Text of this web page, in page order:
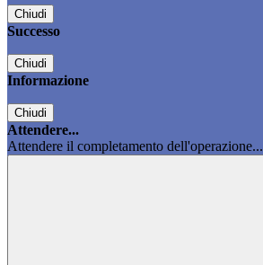
Chiudi
Successo
Chiudi
Informazione
Chiudi
Attendere...
Attendere il completamento dell'operazione...